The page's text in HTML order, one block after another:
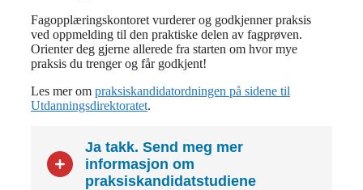
Fagopplæringskontoret vurderer og godkjenner praksis
ved oppmelding til den praktiske delen av fagprøven.
Orienter deg gjerne allerede fra starten om hvor mye
praksis du trenger og får godkjent!
Les mer om praksiskandidatordningen på sidene til
Utdanningsdirektoratet.
Ja takk. Send meg mer
informasjon om
praksiskandidatstudiene